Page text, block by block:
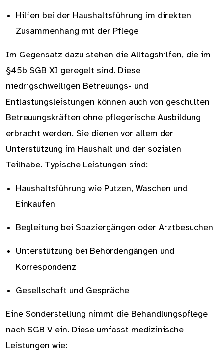
Hilfen bei der Haushaltsführung im direkten
Zusammenhang mit der Pflege
Im Gegensatz dazu stehen die Alltagshilfen, die im
§45b SGB XI geregelt sind. Diese
niedrigschwelligen Betreuungs- und
Entlastungsleistungen können auch von geschulten
Betreuungskräften ohne pflegerische Ausbildung
erbracht werden. Sie dienen vor allem der
Unterstützung im Haushalt und der sozialen
Teilhabe. Typische Leistungen sind:
Haushaltsführung wie Putzen, Waschen und
Einkaufen
Begleitung bei Spaziergängen oder Arztbesuchen
Unterstützung bei Behördengängen und
Korrespondenz
Gesellschaft und Gespräche
Eine Sonderstellung nimmt die Behandlungspflege
nach SGB V ein. Diese umfasst medizinische
Leistungen wie: